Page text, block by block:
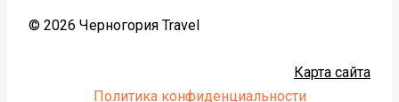
© 2026 Черногория Travel
Карта сайта
Политика конфиденциальности